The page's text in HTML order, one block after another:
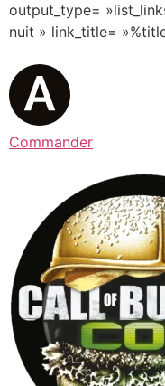
output_type=
nuit » link_title=
Commander